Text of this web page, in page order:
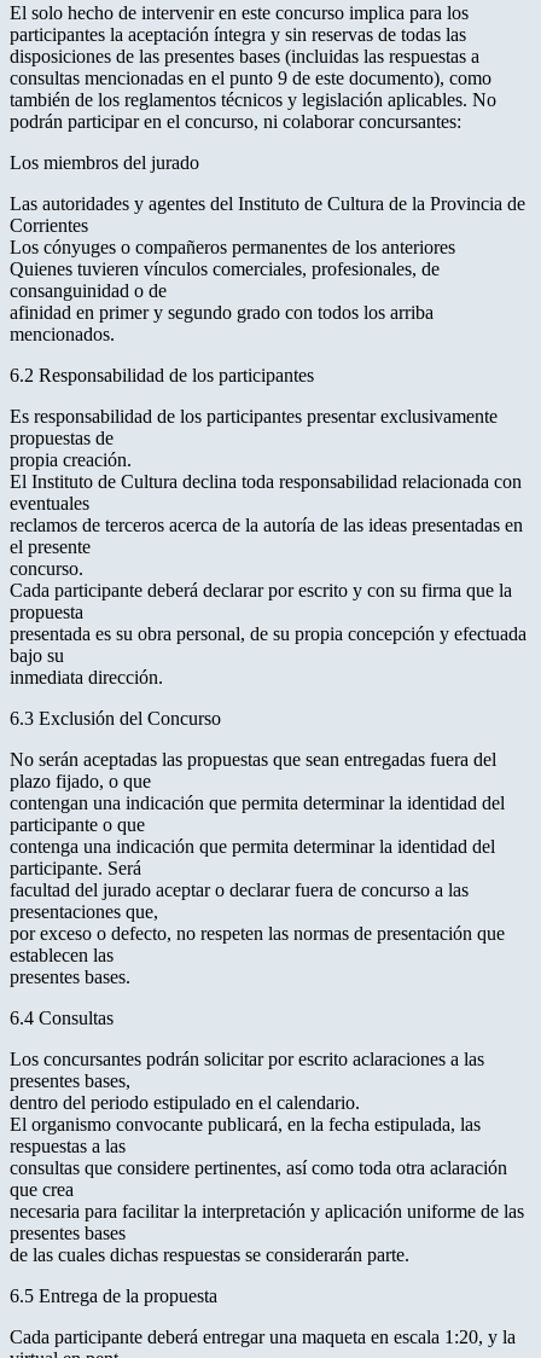
El solo hecho de intervenir en este concurso implica para los
participantes la aceptación íntegra y sin reservas de todas las
disposiciones de las presentes bases (incluidas las respuestas a
consultas mencionadas en el punto 9 de este documento), como
también de los reglamentos técnicos y legislación aplicables. No
podrán participar en el concurso, ni colaborar concursantes:
Los miembros del jurado
Las autoridades y agentes del Instituto de Cultura de la Provincia de
Corrientes
Los cónyuges o compañeros permanentes de los anteriores
Quienes tuvieren vínculos comerciales, profesionales, de
consanguinidad o de
afinidad en primer y segundo grado con todos los arriba
mencionados.
6.2 Responsabilidad de los participantes
Es responsabilidad de los participantes presentar exclusivamente
propuestas de
propia creación.
El Instituto de Cultura declina toda responsabilidad relacionada con
eventuales
reclamos de terceros acerca de la autoría de las ideas presentadas en
el presente
concurso.
Cada participante deberá declarar por escrito y con su firma que la
propuesta
presentada es su obra personal, de su propia concepción y efectuada
bajo su
inmediata dirección.
6.3 Exclusión del Concurso
No serán aceptadas las propuestas que sean entregadas fuera del
plazo fijado, o que
contengan una indicación que permita determinar la identidad del
participante o que
contenga una indicación que permita determinar la identidad del
participante. Será
facultad del jurado aceptar o declarar fuera de concurso a las
presentaciones que,
por exceso o defecto, no respeten las normas de presentación que
establecen las
presentes bases.
6.4 Consultas
Los concursantes podrán solicitar por escrito aclaraciones a las
presentes bases,
dentro del periodo estipulado en el calendario.
El organismo convocante publicará, en la fecha estipulada, las
respuestas a las
consultas que considere pertinentes, así como toda otra aclaración
que crea
necesaria para facilitar la interpretación y aplicación uniforme de las
presentes bases
de las cuales dichas respuestas se considerarán parte.
6.5 Entrega de la propuesta
Cada participante deberá entregar una maqueta en escala 1:20, y la